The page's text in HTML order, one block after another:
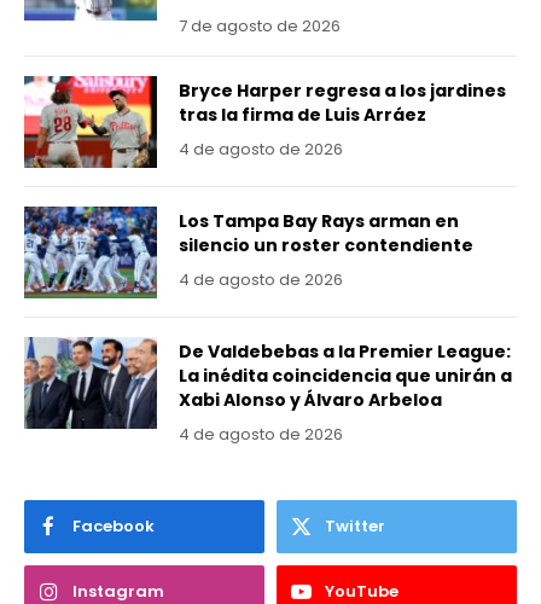
7 de agosto de 2026
Bryce Harper regresa a los jardines
tras la firma de Luis Arráez
4 de agosto de 2026
Los Tampa Bay Rays arman en
silencio un roster contendiente
4 de agosto de 2026
De Valdebebas a la Premier League:
La inédita coincidencia que unirán a
Xabi Alonso y Álvaro Arbeloa
4 de agosto de 2026
Facebook Twitter
Instagram YouTube